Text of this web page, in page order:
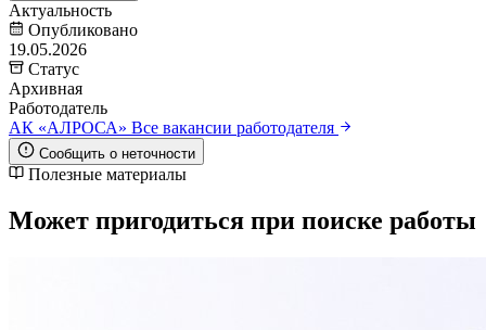
Актуальность
Опубликовано
19.05.2026
Статус
Архивная
Работодатель
АК «АЛРОСА» Все вакансии работодателя
Сообщить о неточности
Полезные материалы
Может пригодиться при поиске работы